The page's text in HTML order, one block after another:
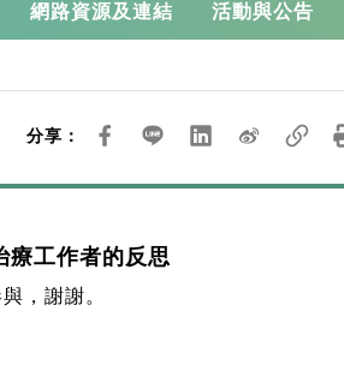
網路資源及連結 活動與公告
分享：
療工作者的反思
，謝謝。